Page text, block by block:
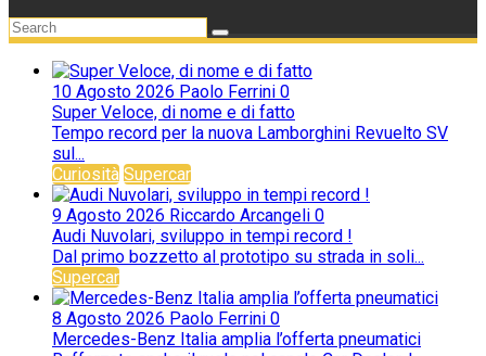
10 Agosto 2026 Paolo Ferrini 0
Super Veloce, di nome e di fatto
Tempo record per la nuova Lamborghini Revuelto SV
sul...
Curiosità Supercar
9 Agosto 2026 Riccardo Arcangeli 0
Audi Nuvolari, sviluppo in tempi record !
Dal primo bozzetto al prototipo su strada in soli...
Supercar
8 Agosto 2026 Paolo Ferrini 0
Mercedes-Benz Italia amplia l’offerta pneumatici